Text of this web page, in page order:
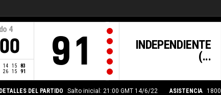
4
14 15
83
26 15 91
INDEPENDIENTE
(...
91
DETALLES DEL PARTIDO Salto inicial: 21:00 GMT 14/6/22 ASISTENCIA 1800